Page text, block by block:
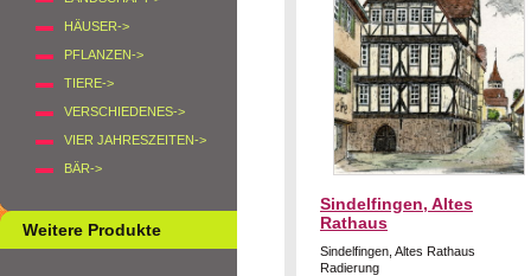
HÄUSER->
PFLANZEN->
TIERE->
VERSCHIEDENES->
VIER JAHRESZEITEN->
BÄR->
Weitere Produkte
Sindelfingen, Altes
Rathaus
Sindelfingen, Altes Rathaus
Radierung